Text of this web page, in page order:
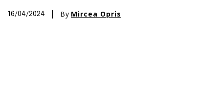
16/04/2024 By Mircea Opris